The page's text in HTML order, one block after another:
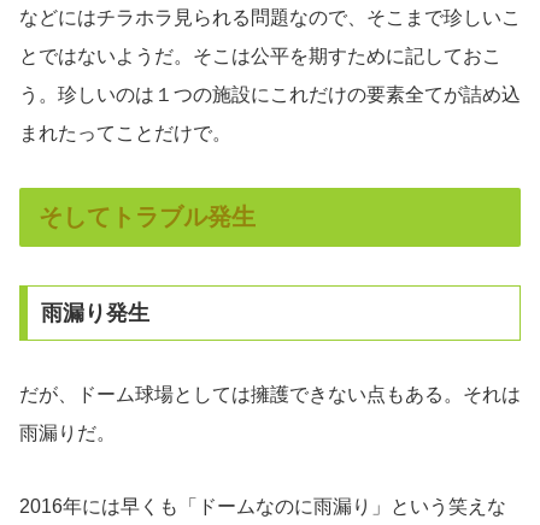
などにはチラホラ見られる問題なので、そこまで珍しいこ
とではないようだ。そこは公平を期すために記しておこ
う。珍しいのは１つの施設にこれだけの要素全てが詰め込
まれたってことだけで。
そしてトラブル発生
雨漏り発生
だが、ドーム球場としては擁護できない点もある。それは
雨漏りだ。
2016年には早くも「ドームなのに雨漏り」という笑えな